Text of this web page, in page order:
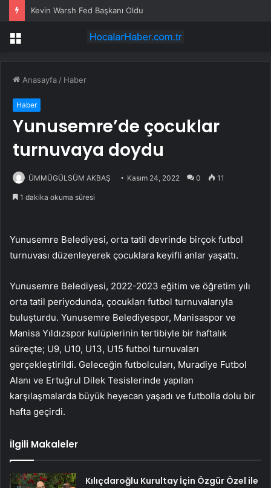
Kevin Warsh Fed Başkanı Oldu
Menü
Anasayfa / Haber
Haber
Yunusemre’de çocuklar
turnuvaya doydu
ÜMMÜGÜLSÜM AKBAŞ Kasım 24, 2022 0 11
1 dakika okuma süresi
Yunusemre Belediyesi, orta tatil devrinde birçok futbol
turnuvası düzenleyerek çocuklara keyifli anlar yaşattı.
Yunusemre Belediyesi, 2022-2023 eğitim ve öğretim yılı
orta tatil periyodunda, çocukları futbol turnuvalarıyla
buluşturdu. Yunusemre Belediyespor, Manisaspor ve
Manisa Yıldızspor kulüplerinin tertibiyle bir haftalık
süreçte; U9, U10, U13, U15 futbol turnuvaları
gerçekleştirildi. Geleceğin futbolcuları, Muradiye Futbol
Alanı ve Ertuğrul Dilek Tesislerinde yapılan
karşılaşmalarda büyük heyecan yaşadı ve futbolla dolu bir
hafta geçirdi.
İlgili Makaleler
Kılıçdaroğlu Kurultay İçin Özgür Özel ile